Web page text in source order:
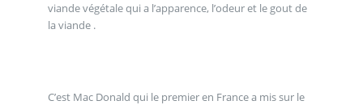
viande végétale qui a l’apparence, l’odeur et le gout de
la viande .
C’est Mac Donald qui le premier en France a mis sur le